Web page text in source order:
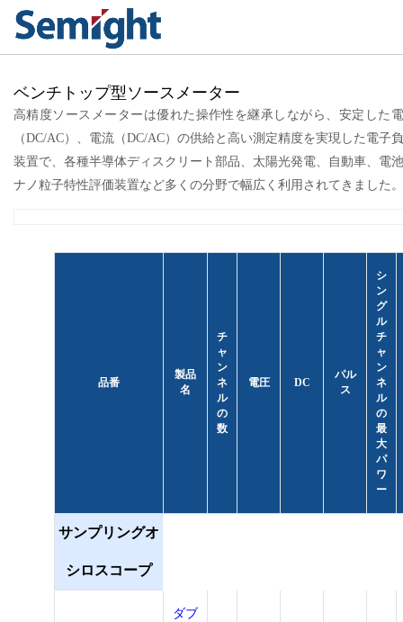
ベンチトップ型ソースメーター
高精度ソースメーターは優れた操作性を継承しながら、安定した
（DC/AC）、電流（DC/AC）の供給と高い測定精度を実現した電子
装置で、各種半導体ディスクリート部品、太陽光発電、自動車、電
ナノ粒子特性評価装置など多くの分野で幅広く利用されてきました。
品番
製品
名
チ
ャ
ン
ネ
ル
の
数
電圧 DC
パル
ス
シ
ン
グ
ル
チ
ャ
ン
ネ
ル
の
最
大
パ
ワ
ー
サンプリングオ
シロスコープ
ダブ